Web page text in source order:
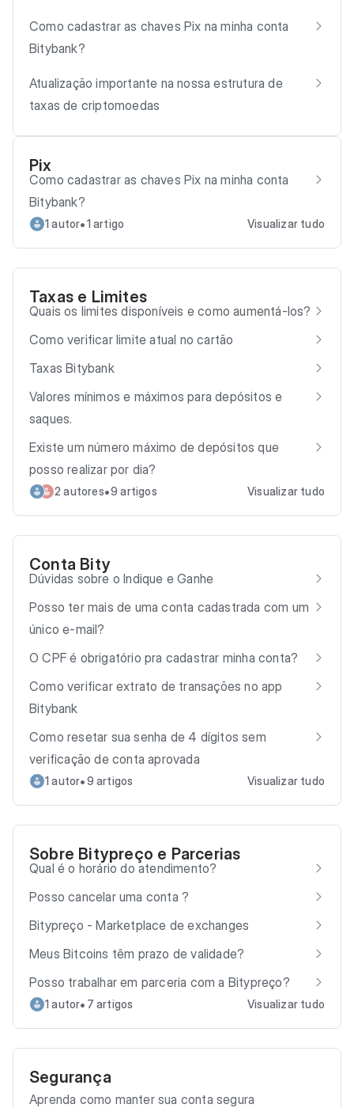
Como cadastrar as chaves Pix na minha conta
Bitybank?
Atualização importante na nossa estrutura de
taxas de criptomoedas
Pix
Como cadastrar as chaves Pix na minha conta
Bitybank?
1 autor•1 artigo Visualizar tudo
Taxas e Limites
Quais os limites disponíveis e como aumentá-los?
Como verificar limite atual no cartão
Taxas Bitybank
Valores mínimos e máximos para depósitos e
saques.
Existe um número máximo de depósitos que
posso realizar por dia?
2 autores•9 artigos Visualizar tudo
Conta Bity
Dúvidas sobre o Indique e Ganhe
Posso ter mais de uma conta cadastrada com um
único e-mail?
O CPF é obrigatório pra cadastrar minha conta?
Como verificar extrato de transações no app
Bitybank
Como resetar sua senha de 4 dígitos sem
verificação de conta aprovada
1 autor•9 artigos Visualizar tudo
Sobre Bitypreço e Parcerias
Qual é o horário do atendimento?
Posso cancelar uma conta ?
Bitypreço - Marketplace de exchanges
Meus Bitcoins têm prazo de validade?
Posso trabalhar em parceria com a Bitypreço?
1 autor• 7 artigos Visualizar tudo
Segurança
Aprenda como manter sua conta segura